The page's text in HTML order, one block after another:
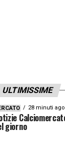
NOSTRE
ULTIMISSIME
28 minuti ago
giorno